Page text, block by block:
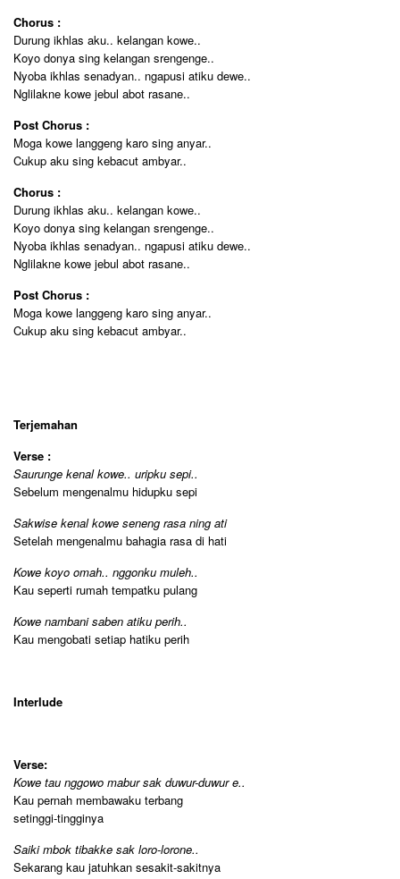
Chorus :
Durung ikhlas aku.. kelangan kowe..
Koyo donya sing kelangan srengenge..
Nyoba ikhlas senadyan.. ngapusi atiku dewe..
Nglilakne kowe jebul abot rasane..
Post Chorus :
Moga kowe langgeng karo sing anyar..
Cukup aku sing kebacut ambyar..
Chorus :
Durung ikhlas aku.. kelangan kowe..
Koyo donya sing kelangan srengenge..
Nyoba ikhlas senadyan.. ngapusi atiku dewe..
Nglilakne kowe jebul abot rasane..
Post Chorus :
Moga kowe langgeng karo sing anyar..
Cukup aku sing kebacut ambyar..
Terjemahan
Verse :
Saurunge kenal kowe.. uripku sepi..
Sebelum mengenalmu hidupku sepi
Sakwise kenal kowe seneng rasa ning ati
Setelah mengenalmu bahagia rasa di hati
Kowe koyo omah.. nggonku muleh..
Kau seperti rumah tempatku pulang
Kowe nambani saben atiku perih..
Kau mengobati setiap hatiku perih
Interlude
Verse:
Kowe tau nggowo mabur sak duwur-duwur e..
Kau pernah membawaku terbang
setinggi-tingginya
Saiki mbok tibakke sak loro-lorone..
Sekarang kau jatuhkan sesakit-sakitnya